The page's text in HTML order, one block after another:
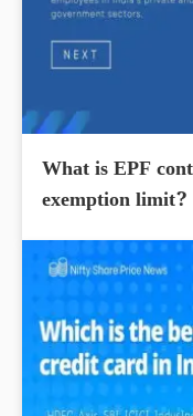
What is EPF
exemption limit?